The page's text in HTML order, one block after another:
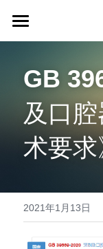
关于润璟
服务介绍
资讯中心
GB
及口
术要
2021年1月13日